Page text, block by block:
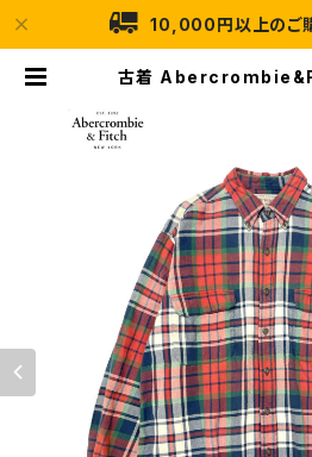
10,000円以上のご
古着
ク柄 コットン100％ フ
シャツ 赤